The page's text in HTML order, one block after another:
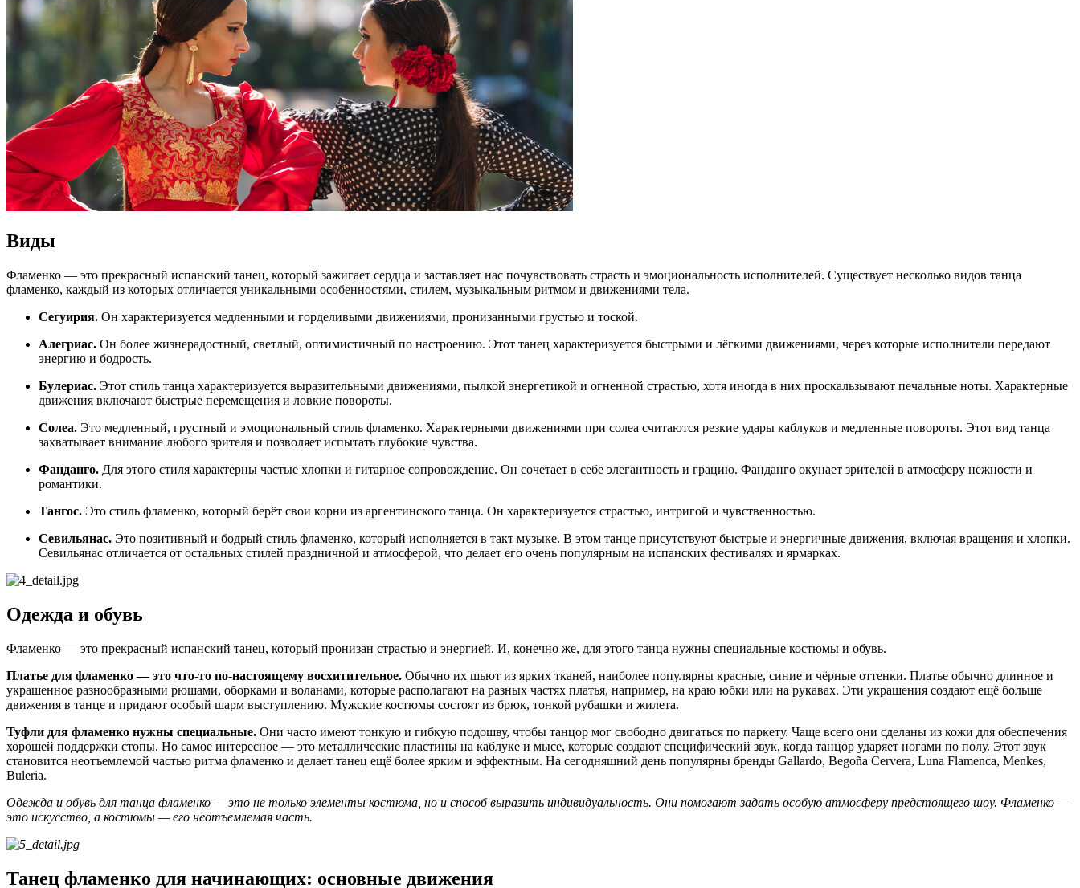
Виды
Фламенко — это прекрасный испанский танец, который зажигает сердца и заставляет нас почувствовать страсть и эмоциональность исполнителей. Существует несколько видов танца
фламенко, каждый из которых отличается уникальными особенностями, стилем, музыкальным ритмом и движениями тела.
Сегуирия. Он характеризуется медленными и горделивыми движениями, пронизанными грустью и тоской.
Алегриас. Он более жизнерадостный, светлый, оптимистичный по настроению. Этот танец характеризуется быстрыми и лёгкими движениями, через которые исполнители передают
энергию и бодрость.
Булериас. Этот стиль танца характеризуется выразительными движениями, пылкой энергетикой и огненной страстью, хотя иногда в них проскальзывают печальные ноты. Характерные
движения включают быстрые перемещения и ловкие повороты.
Солеа. Это медленный, грустный и эмоциональный стиль фламенко. Характерными движениями при солеа считаются резкие удары каблуков и медленные повороты. Этот вид танца
захватывает внимание любого зрителя и позволяет испытать глубокие чувства.
Фанданго. Для этого стиля характерны частые хлопки и гитарное сопровождение. Он сочетает в себе элегантность и грацию. Фанданго окунает зрителей в атмосферу нежности и
романтики.
Тангос. Это стиль фламенко, который берёт свои корни из аргентинского танца. Он характеризуется страстью, интригой и чувственностью.
Севильянас. Это позитивный и бодрый стиль фламенко, который исполняется в такт музыке. В этом танце присутствуют быстрые и энергичные движения, включая вращения и хлопки.
Севильянас отличается от остальных стилей праздничной и атмосферой, что делает его очень популярным на испанских фестивалях и ярмарках.
Одежда и обувь
Фламенко — это прекрасный испанский танец, который пронизан страстью и энергией. И, конечно же, для этого танца нужны специальные костюмы и обувь.
Платье для фламенко — это что-то по-настоящему восхитительное. Обычно их шьют из ярких тканей, наиболее популярны красные, синие и чёрные оттенки. Платье обычно длинное и
украшенное разнообразными рюшами, оборками и воланами, которые располагают на разных частях платья, например, на краю юбки или на рукавах. Эти украшения создают ещё больше
движения в танце и придают особый шарм выступлению. Мужские костюмы состоят из брюк, тонкой рубашки и жилета.
Туфли для фламенко нужны специальные. Они часто имеют тонкую и гибкую подошву, чтобы танцор мог свободно двигаться по паркету. Чаще всего они сделаны из кожи для обеспечения
хорошей поддержки стопы. Но самое интересное — это металлические пластины на каблуке и мысе, которые создают специфический звук, когда танцор ударяет ногами по полу. Этот звук
становится неотъемлемой частью ритма фламенко и делает танец ещё более ярким и эффектным. На сегодняшний день популярны бренды Gallardo, Begoña Cervera, Luna Flamenca, Menkes,
Buleria.
Одежда и обувь для танца фламенко — это не только элементы костюма, но и способ выразить индивидуальность. Они помогают задать особую атмосферу предстоящего шоу. Фламенко —
это искусство, а костюмы — его неотъемлемая часть.
Танец фламенко для начинающих: основные движения